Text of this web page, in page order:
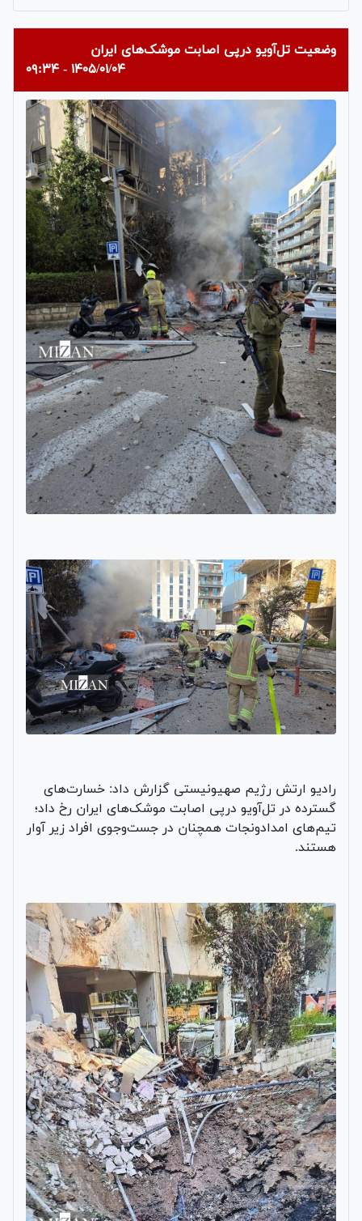
وضعیت تل‌آویو درپی اصابت موشک‌های ایران
۱۴۰۵/۰۱/۰۴ - ۰۹:۳۴
رادیو ارتش رژیم صهیونیستی گزارش داد: خسارت‌های
گسترده در تل‌آویو درپی اصابت موشک‌های ایران رخ داد؛
تیم‌های امداد‌ونجات همچنان در جست‌وجوی افراد زیر آوار
هستند.